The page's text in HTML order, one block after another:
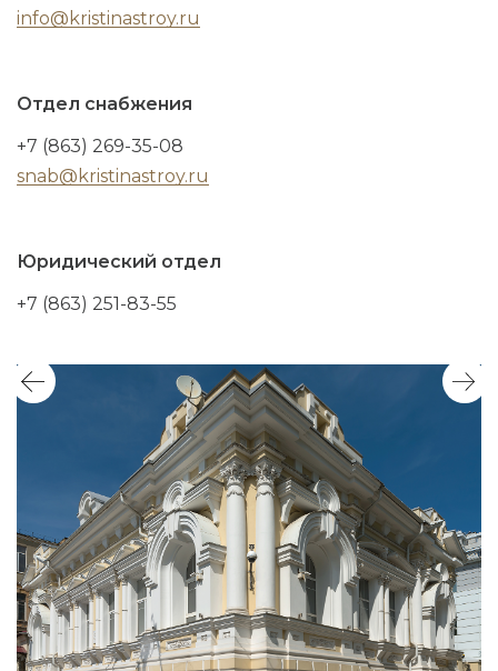
info@kristinastroy.ru
Отдел снабжения
+7 (863) 269-35-08
snab@kristinastroy.ru
Юридический отдел
+7 (863) 251-83-55